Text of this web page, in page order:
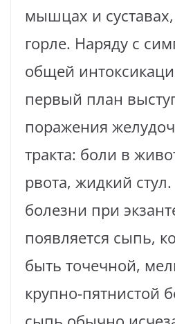
мышцах и
горле. Наряду с
общей
первый план
поражения
тракта: боли в
рвота, жидкий
болезни при
появляется сыпь,
быть точечной,
крупно-пятнистой